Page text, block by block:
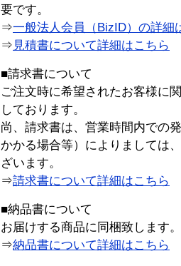
要です。
⇒一般法人会員（BizID）の詳細
⇒ 見積書について詳細はこちら
■請求書について
ご注文時に希望されたお客様に
しております。
尚、請求書は、営業時間内での
かかる場合等）によりましては
ざいます。
⇒請求書について詳細はこちら
■納品書について
お届けする商品に同梱致します。
⇒納品書について詳細はこちら